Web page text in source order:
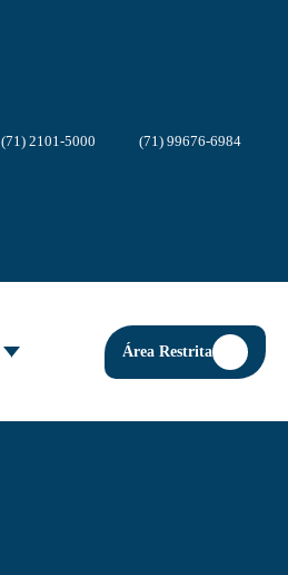
(71) 2101-5000 (71) 99676-6984
Área Restrita